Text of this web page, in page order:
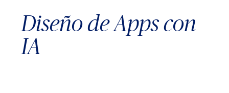
Diseño de Apps con
IA